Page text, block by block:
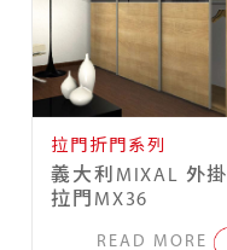
拉門折門系列
義大利MIXAL 外掛
拉門MX36
READ MORE